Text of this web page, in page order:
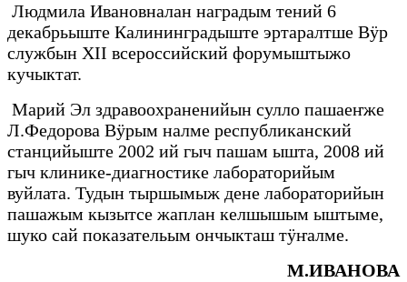
Людмила Ивановналан наградым тений 6
декабрьыште Калининградыште эртаралтше Вӱр
службын XII всероссийский форумыштыжо
кучыктат.
Марий Эл здравоохраненийын сулло пашаеҥже
Л.Федорова Вӱрым налме республиканский
станцийыште 2002 ий гыч пашам ышта, 2008 ий
гыч клинике-диагностике лабораторийым
вуйлата. Тудын тыршымыж дене лабораторийын
пашажым кызытсе жаплан келшышым ыштыме,
шуко сай показательым ончыкташ тӱҥалме.
М.ИВАНОВА